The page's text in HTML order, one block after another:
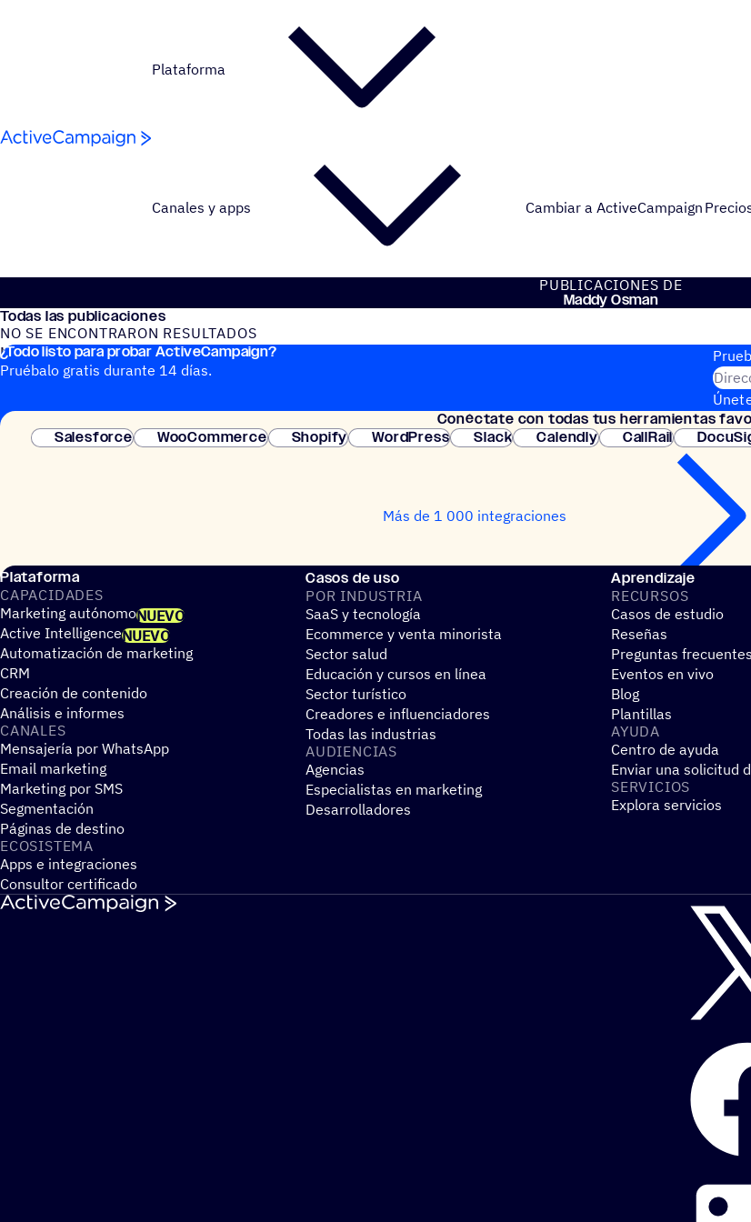
Plataforma
Canales y apps Cambiar a ActiveCampaign
PUBLI­CA­CIO­NES DE
Maddy Osman
Todas las publicaciones
NO SE ENCONTRARON RESULTADOS
No se encontraron publicaciones del blog
¿Todo listo para probar ActiveCampaign?
Pruébalo gratis durante 14 días.
Conéc­tate con todas tus herramientas
Salesforce
WooCommerce Shopify WordPress Slack Calendly CallRail
Más de 1 000 integraciones
Plataforma
CAPA­CI­DA­DES
Marketing autónomoNUEVO
Active IntelligenceNUEVO
Automatización de marketing
CRM
Creación de contenido
Análisis e informes
CANALES
Mensajería por WhatsApp
Email marketing
Marketing por SMS
Segmentación
Páginas de destino
ECOSIS­TEMA
Apps e integraciones
Consultor certificado
Casos de uso
POR INDUS­TRIA
SaaS y tecnología
Ecommerce y venta minorista
Sector salud
Educación y cursos en línea
Sector turístico
Creadores e influenciadores
Todas las industrias
AUDIEN­CIAS
Agencias
Especialistas en marketing
Desarrolladores
Aprendizaje
RECUR­SOS
Casos de estudio
Reseñas
Preguntas frecuentes
Eventos en vivo
Blog
Plantillas
AYUDA
Centro de ayuda
Enviar una solicitud
SERVI­CIOS
Explora servicios